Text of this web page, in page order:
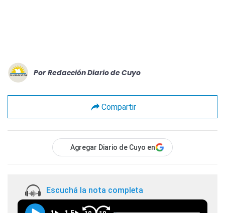
Por Redacción Diario de Cuyo
Compartir
Agregar Diario de Cuyo en
Escuchá la nota completa